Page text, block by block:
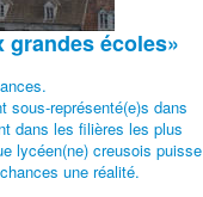
grandes écoles»
sous-représenté(e)s dans
dans les filières les plus
lycéen(ne) creusois puisse
une réalité.